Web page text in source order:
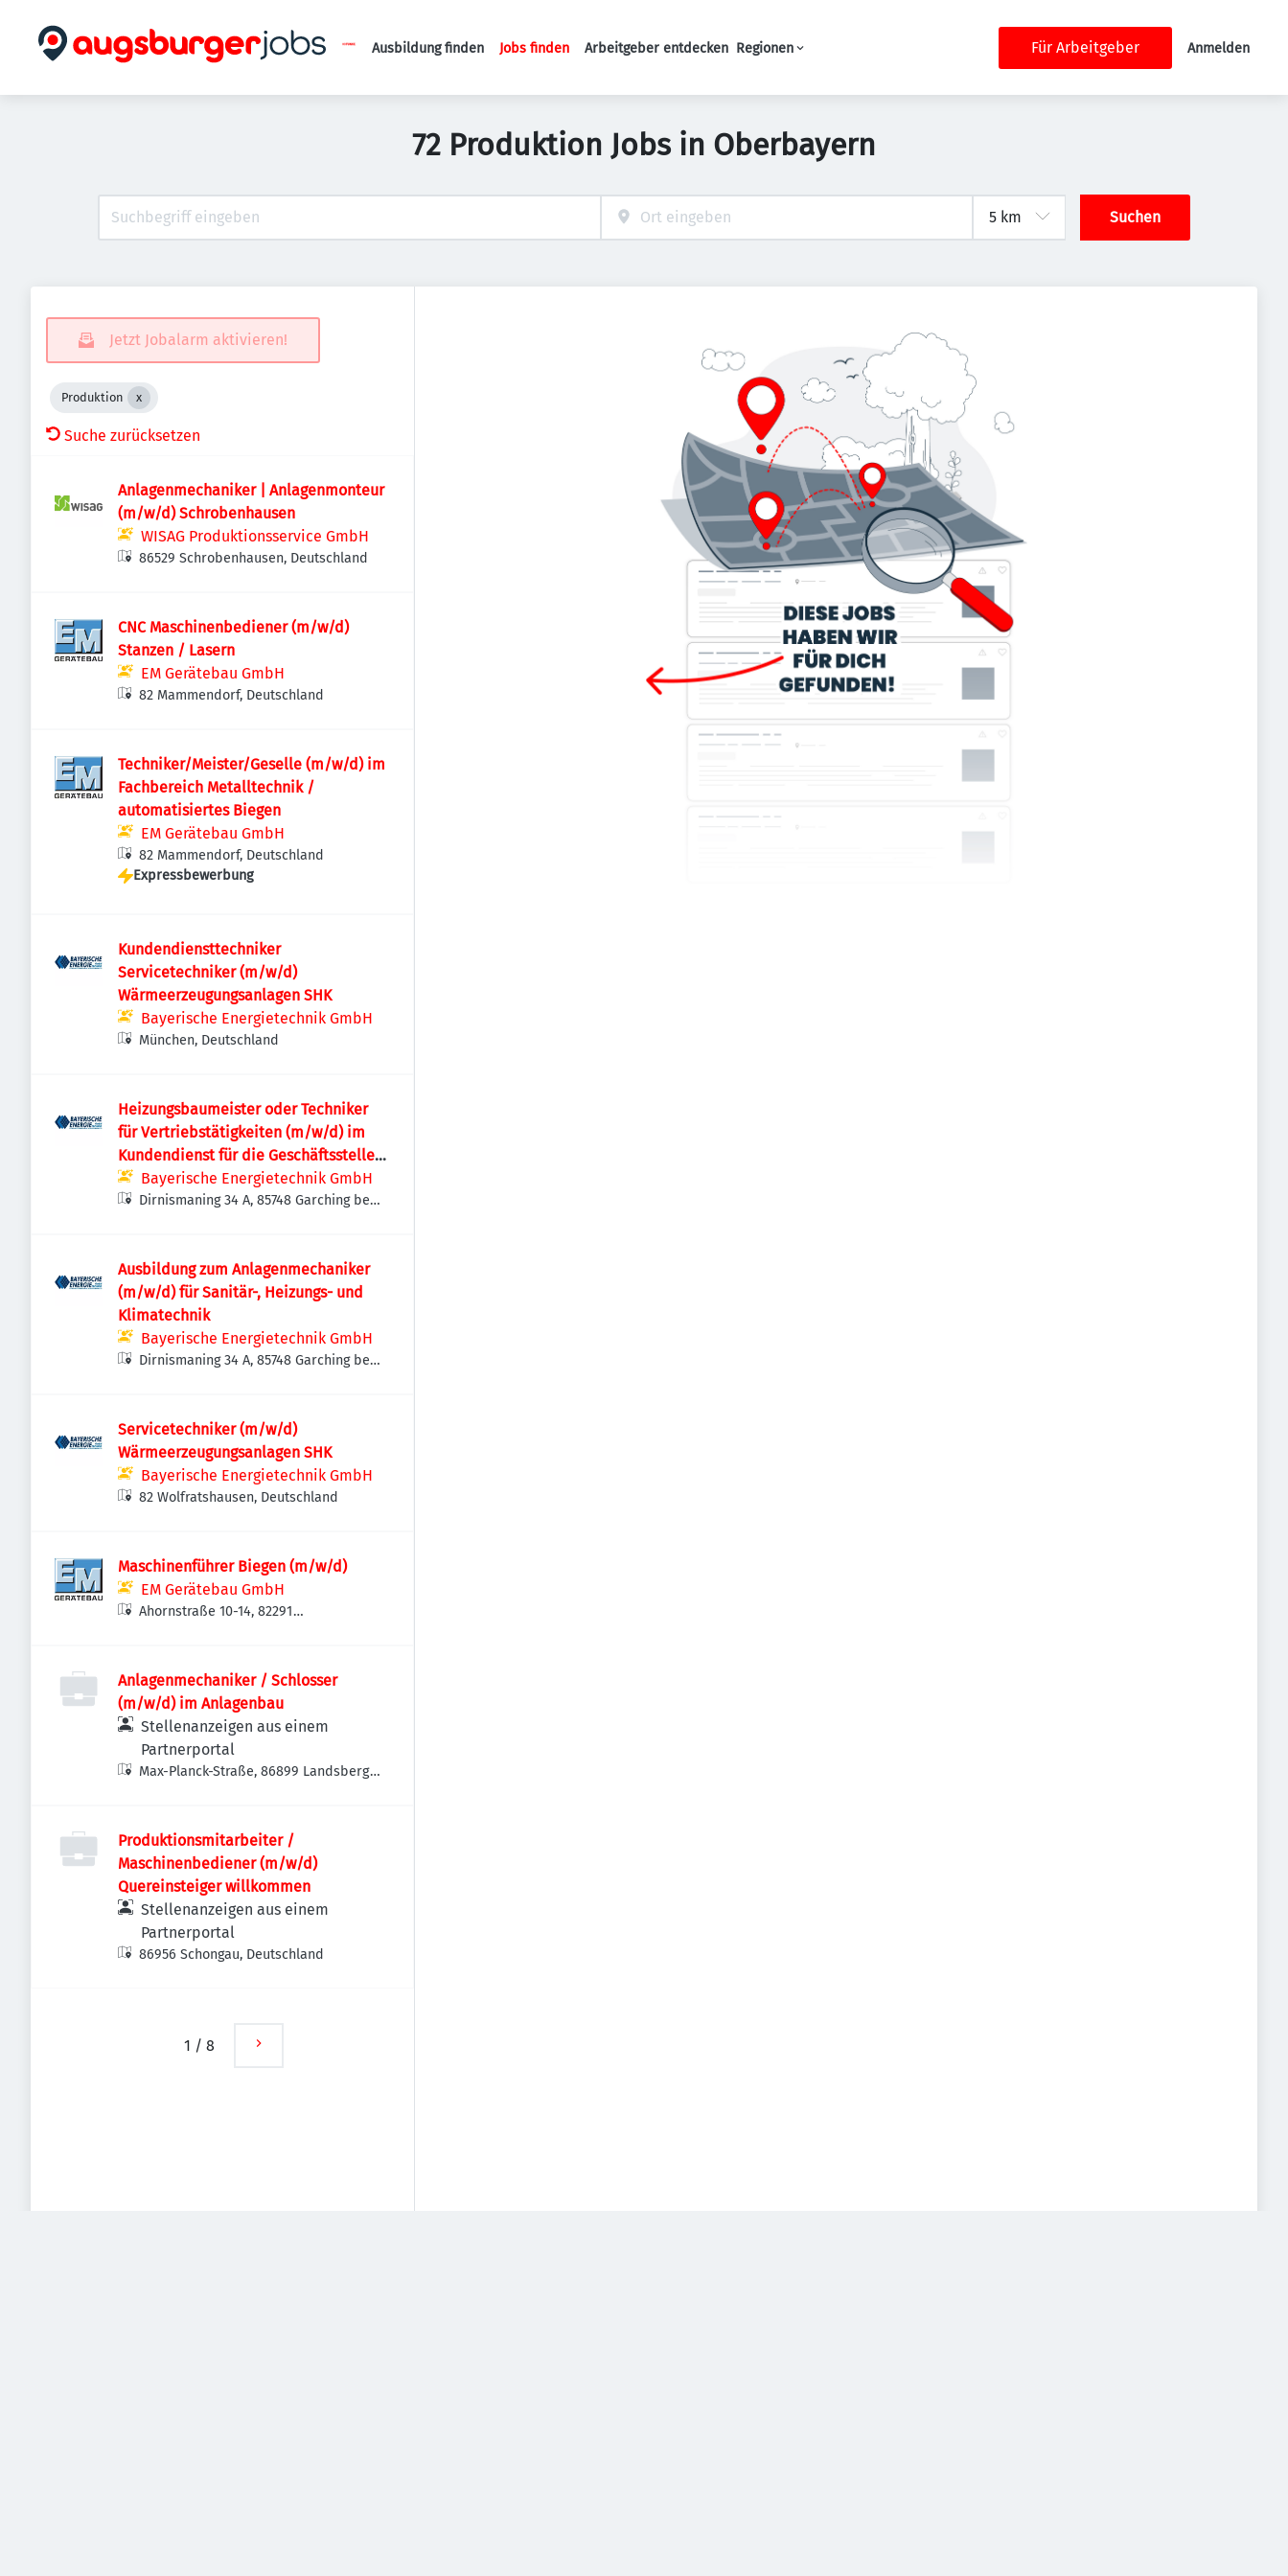
Haupt-Navigation
Ausbildung finden Jobs finden Arbeitgeber entdecken Regionen Für Arbeitgeber Anmelden
72 Produktion Jobs in Oberbayern
Suchen
Jetzt Jobalarm aktivieren!
Produktion
Suche zurücksetzen
Anlagenmechaniker | Anlagenmonteur
(m/w/d) Schrobenhausen
WISAG Produktionsservice GmbH
86529 Schrobenhausen, Deutschland
CNC Maschinenbediener (m/w/d)
Stanzen / Lasern
EM Gerätebau GmbH
82 Mammendorf, Deutschland
Techniker/Meister/Geselle (m/w/d) im
Fachbereich Metalltechnik /
automatisiertes Biegen
EM Gerätebau GmbH
82 Mammendorf, Deutschland
Expressbewerbung
Kundendiensttechniker
Servicetechniker (m/w/d)
Wärmeerzeugungsanlagen SHK
Bayerische Energietechnik GmbH
München, Deutschland
Heizungsbaumeister oder Techniker
für Vertriebstätigkeiten (m/w/d) im
Kundendienst für die Geschäftsstelle
Garching b. München
Bayerische Energietechnik GmbH
Dirnismaning 34 A, 85748 Garching bei
Ausbildung zum Anlagenmechaniker
(m/w/d) für Sanitär-, Heizungs- und
Klimatechnik
Bayerische Energietechnik GmbH
Dirnismaning 34 A, 85748 Garching bei
Servicetechniker (m/w/d)
Wärmeerzeugungsanlagen SHK
Bayerische Energietechnik GmbH
82 Wolfratshausen, Deutschland
Maschinenführer Biegen (m/w/d)
EM Gerätebau GmbH
Ahornstraße 10-14, 82291
Anlagenmechaniker / Schlosser
(m/w/d) im Anlagenbau
Stellenanzeigen aus einem
Partnerportal
Max-Planck-Straße, 86899 Landsberg
Produktionsmitarbeiter /
Maschinenbediener (m/w/d)
Quereinsteiger willkommen
Stellenanzeigen aus einem
Partnerportal
86956 Schongau, Deutschland
1 / 8